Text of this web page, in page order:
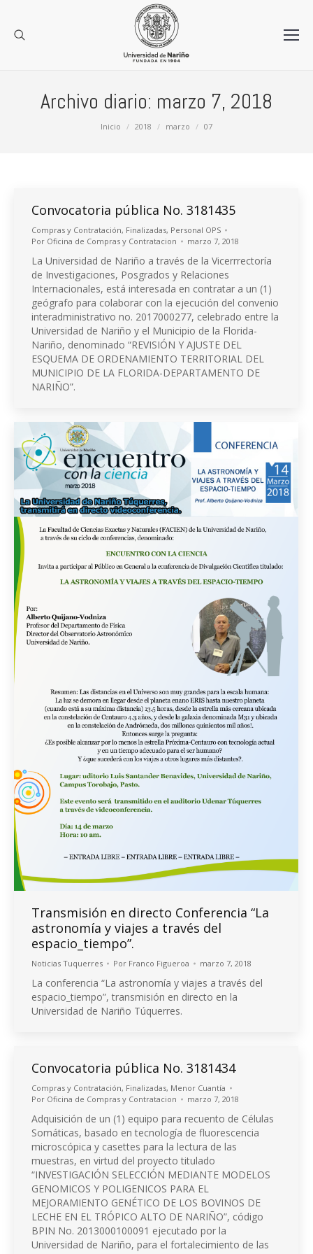
Archivo diario: marzo 7, 2018
Inicio 2018 marzo 07
Convocatoria pública No. 3181435
Compras y Contratación, Finalizadas, Personal OPS
Por Oficina de Compras y Contratacion marzo 7, 2018
La Universidad de Nariño a través de la Vicerrrectoría
de Investigaciones, Posgrados y Relaciones
Internacionales, está interesada en contratar a un (1)
geógrafo para colaborar con la ejecución del convenio
interadministrativo no. 2017000277, celebrado entre la
Universidad de Nariño y el Municipio de la Florida-
Nariño, denominado “REVISIÓN Y AJUSTE DEL
ESQUEMA DE ORDENAMIENTO TERRITORIAL DEL
MUNICIPIO DE LA FLORIDA-DEPARTAMENTO DE
NARIÑO”.
Transmisión en directo Conferencia “La
astronomía y viajes a través del
espacio_tiempo”.
Noticias Tuquerres Por Franco Figueroa marzo 7, 2018
La conferencia “La astronomía y viajes a través del
espacio_tiempo”, transmisión en directo en la
Universidad de Nariño Túquerres.
Convocatoria pública No. 3181434
Compras y Contratación, Finalizadas, Menor Cuantía
Por Oficina de Compras y Contratacion marzo 7, 2018
Adquisición de un (1) equipo para recuento de Células
Somáticas, basado en tecnología de fluorescencia
microscópica y casettes para la lectura de las
muestras, en virtud del proyecto titulado
“INVESTIGACIÓN SELECCIÓN MEDIANTE MODELOS
GENOMICOS Y POLIGENICOS PARA EL
MEJORAMIENTO GENÉTICO DE LOS BOVINOS DE
LECHE EN EL TRÓPICO ALTO DE NARIÑO”, código
BPIN No. 2013000100091 ejecutado por la
Universidad de Nariño, para el fortalecimiento de las